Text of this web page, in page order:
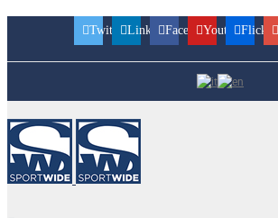
TwitterLinkedinFacebookYoutubeFlickr